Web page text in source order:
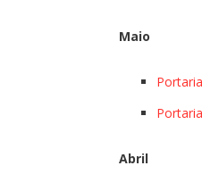
Maio
Abril